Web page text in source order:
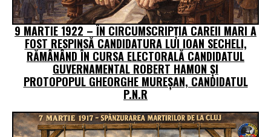
9 MARTIE 1922 – ÎN CIRCUMSCRIPŢIA CAREII MARI A
FOST RESPINSĂ CANDIDATURA LUI IOAN SECHELI,
RĂMÂNÂND ÎN CURSA ELECTORALĂ CANDIDATUL
GUVERNAMENTAL ROBERT HAMON ȘI
PROTOPOPUL GHEORGHE MUREȘAN, CANDIDATUL
P.N.R